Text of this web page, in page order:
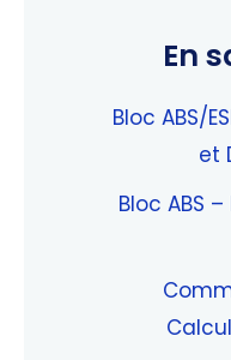
En
Bloc ABS/
et
Bloc ABS